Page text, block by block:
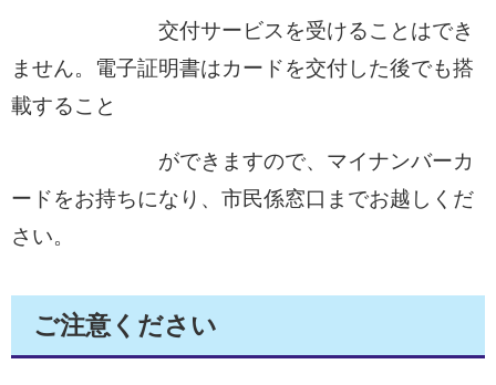
交付サービスを受けることはでき
ません。電子証明書はカードを交付した後でも搭
載すること
ができますので、マイナンバーカ
ードをお持ちになり、市民係窓口までお越しくだ
さい。
ご注意ください